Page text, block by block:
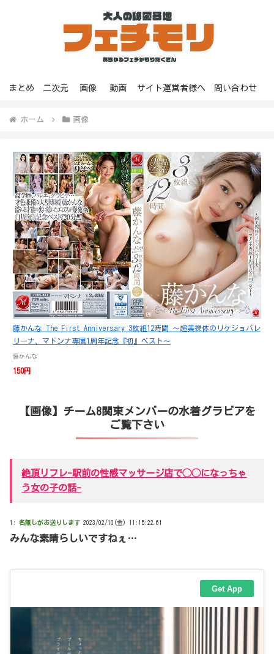
まとめ 二次元 画像 動画 サイト運営者様へ 問い合わせ
ホーム 画像
藤かんな The First Anniversary 3枚組12時間 ～超美裸体のリケジョバレ
リーナ、マドンナ専属1周年記念『初』ベスト～
藤かんな
150円
【画像】チーム8関東メンバーの水着グラビアを
ご覧下さい
絶頂リフレ-駅前の性感マッサージ店で◯◯になっちゃ
う女の子の話-
1: 名無しがお送りします 2023/02/10(金) 11:15:22.61
みんな素晴らしいですねぇ…